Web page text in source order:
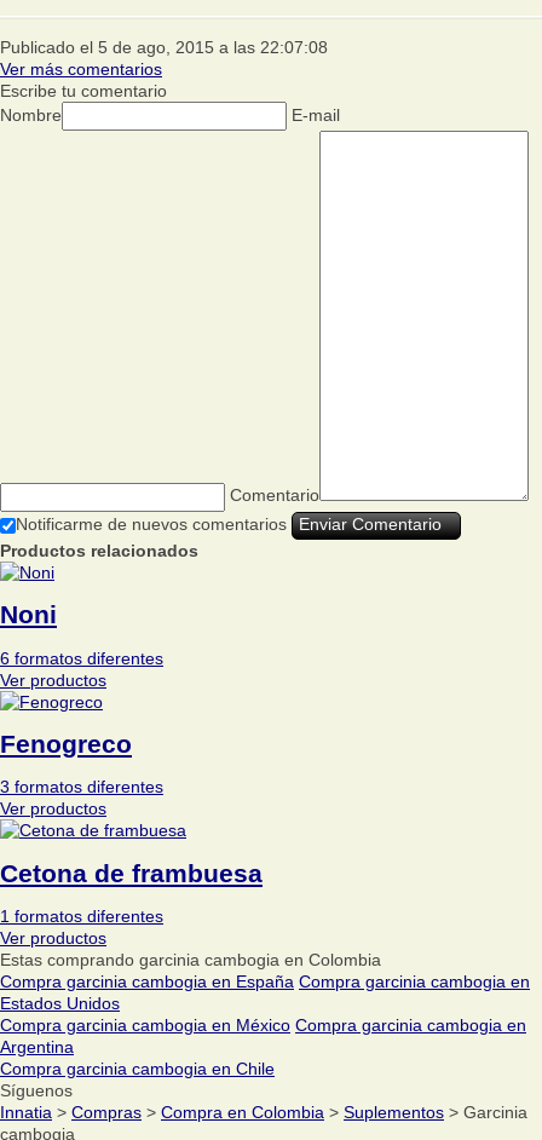
Publicado el 5 de ago, 2015 a las 22:07:08
Ver más comentarios
Escribe tu comentario
Nombre
E-mail
Comentario
Notificarme de nuevos comentarios
Productos relacionados
Noni
6 formatos diferentes
Ver productos
Fenogreco
3 formatos diferentes
Ver productos
Cetona de frambuesa
1 formatos diferentes
Ver productos
Estas comprando garcinia cambogia en Colombia
Compra garcinia cambogia en España Compra garcinia cambogia en
Estados Unidos
Compra garcinia cambogia en México Compra garcinia cambogia en
Argentina
Compra garcinia cambogia en Chile
Síguenos
Innatia > Compras > Compra en Colombia > Suplementos > Garcinia
cambogia